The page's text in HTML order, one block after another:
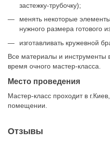
застежку-трубочку);
менять некоторые
нужного размера готового
изготавливать кружевной
Все материалы и инструменты
время очного мастер-класса.
Место проведения
Мастер-класс проходит в
помещении.
Отзывы